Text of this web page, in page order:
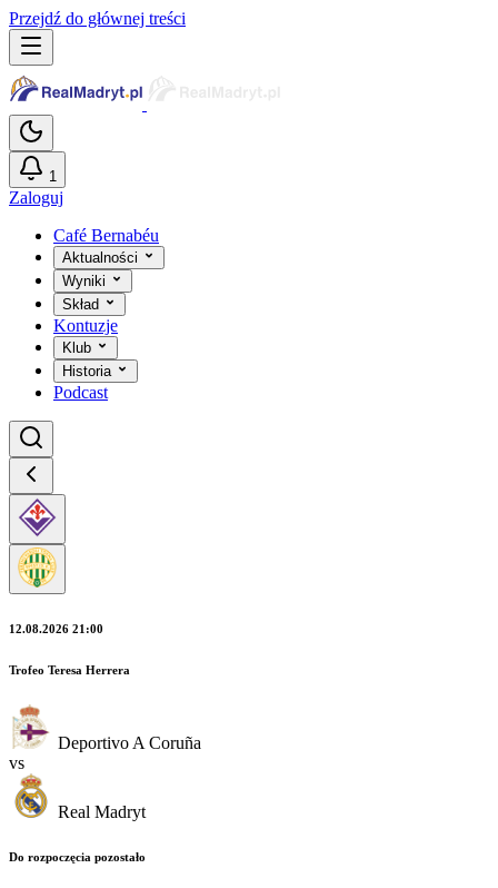
Przejdź do głównej treści
1
Zaloguj
Café Bernabéu
Aktualności
Wyniki
Skład
Kontuzje
Klub
Historia
Podcast
12.08.2026 21:00
Trofeo Teresa Herrera
Deportivo A Coruña
vs
Real Madryt
Do rozpoczęcia pozostało